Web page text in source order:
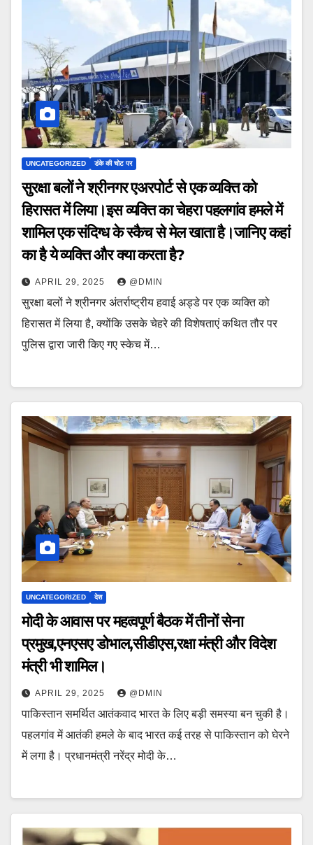
UNCATEGORIZED डंके की चोट पर
सुरक्षा बलों ने श्रीनगर एअरपोर्ट से एक व्यक्ति को
हिरासत में लिया।इस व्यक्ति का चेहरा पहलगांव हमले में
शामिल एक संदिग्ध के स्कैच से मेल खाता है।जानिए कहां
का है ये व्यक्ति और क्या करता है?
APRIL 29, 2025 @DMIN
सुरक्षा बलों ने श्रीनगर अंतर्राष्ट्रीय हवाई अड्डे पर एक व्यक्ति को
हिरासत में लिया है, क्योंकि उसके चेहरे की विशेषताएं कथित तौर पर
पुलिस द्वारा जारी किए गए स्केच में…
UNCATEGORIZED देश
मोदी के आवास पर महत्वपूर्ण बैठक में तीनों सेना
प्रमुख,एनएसए डोभाल,सीडीएस,रक्षा मंत्री और विदेश
मंत्री भी शामिल।
APRIL 29, 2025 @DMIN
पाकिस्तान समर्थित आतंकवाद भारत के लिए बड़ी समस्या बन चुकी है।
पहलगांव में आतंकी हमले के बाद भारत कई तरह से पाकिस्तान को घेरने
में लगा है। प्रधानमंत्री नरेंद्र मोदी के…